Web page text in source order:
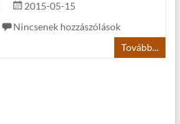
2015-05-15
Nincsenek hozzászólások
Tovább...